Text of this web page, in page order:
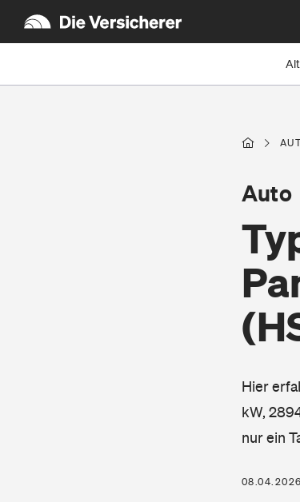
Auto
Hier
kW,
nur ein
08.04.2026